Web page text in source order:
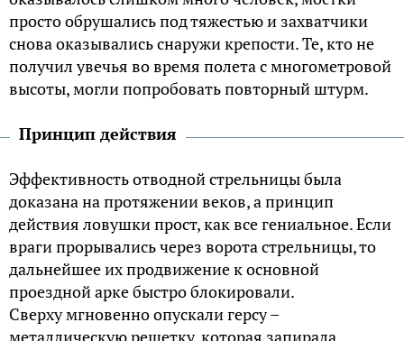
просто обрушались под тяжестью и захватчики
снова оказывались снаружи крепости. Те, кто не
получил увечья во время полета с многометровой
высоты, могли попробовать повторный штурм.
Принцип действия
Эффективность отводной стрельницы была
доказана на протяжении веков, а принцип
действия ловушки прост, как все гениальное. Если
враги прорывались через ворота стрельницы, то
дальнейшее их продвижение к основной
проездной арке быстро блокировали.
Сверху мгновенно опускали герсу –
металлическую решетку, которая запирала